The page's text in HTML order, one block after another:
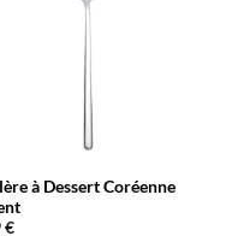
à Dessert Coréenne
€